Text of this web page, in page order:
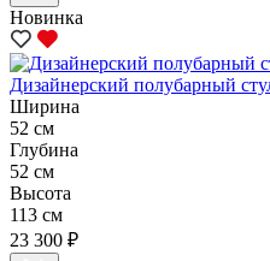
Новинка
Дизайнерский полубарный
Ширина
52 см
Глубина
52 см
Высота
113 см
23 300 ₽